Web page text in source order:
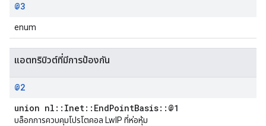
@3
enum
แอตทริบิวต์ที่มีการป้องกัน
@2
union nl::Inet::EndPointBasis::@1
บล็อกการควบคุมโปรโตคอล LwIP ที่ห่อหุ้ม